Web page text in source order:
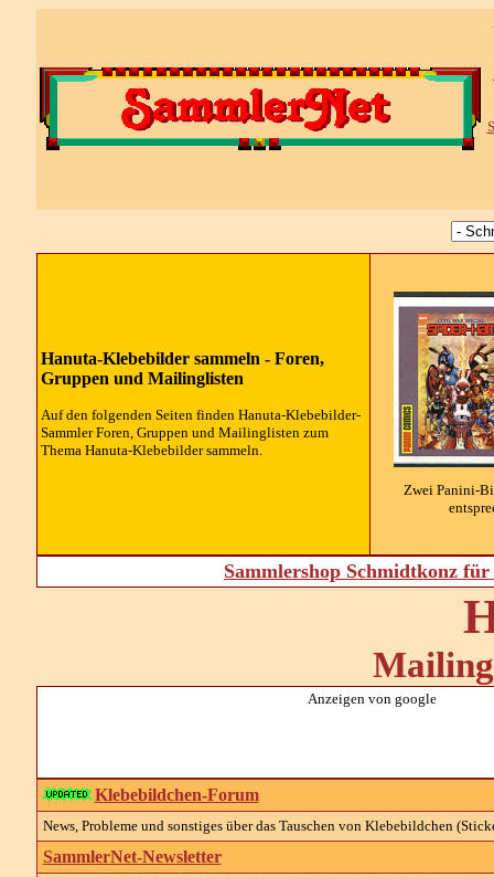
Hanuta-Klebebilder sammeln - Foren,
Gruppen und Mailinglisten
Auf den folgenden Seiten finden Hanuta-Klebebilder-
Sammler Foren, Gruppen und Mailinglisten zum
Thema Hanuta-Klebebilder sammeln.
Zwei Panini-
Sammlershop Schmidtkonz
Anzeigen von google
Klebebildchen-Forum
News, Probleme und sonstiges über das Tauschen von Klebebildchen
SammlerNet-Newsletter